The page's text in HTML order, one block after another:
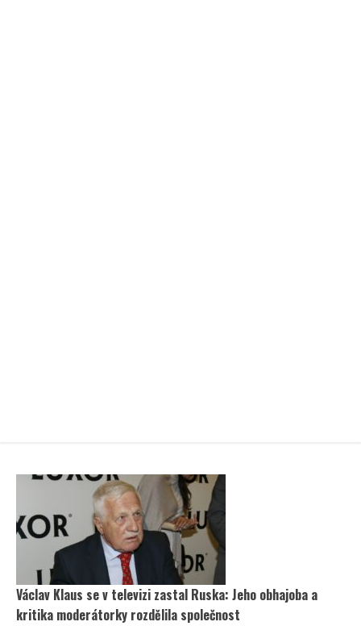
Václav Klaus se v televizi zastal Ruska: Jeho obhajoba a
kritika moderátorky rozdělila společnost